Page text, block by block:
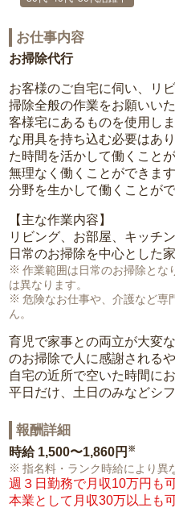
お仕事内容
お掃除代行
お客様のご自宅に伺い、リ
掃除全般の作業をお願いい
客様宅にあるものを使用し
な用具を持ち込む必要はあ
た時間を活かして働くこと
無理なく働くことができま
分野を生かして働くことがで
【主な作業内容】
リビング、お部屋、キッチ
日常のお掃除を中心とした
作業範囲は日常のお掃除とな
は異なります。
危険なお仕事や、介護など専
ん。
育児で家事との両立が大変
のお掃除で人に感謝される
自宅の近所で空いた時間に
平日だけ、土日のみなどシ
報酬詳細
時給 1,500〜1,860円 ※
指名料・ランク時給により異
週３日勤務で月収10万円も
本業として月収30万以上も